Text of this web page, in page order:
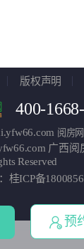
版权声明
400-
阅房网
广西阅
Reserved
桂ICP备
预